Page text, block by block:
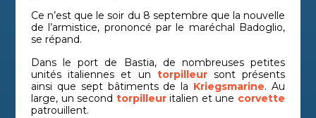
Ce n’est que le soir du 8 septembre que la nouvelle
de l’armistice, prononcé par le maréchal Badoglio,
se répand.
Dans le port de Bastia, de nombreuses petites
unités italiennes et un torpilleursont présents
ainsi que sept bâtiments de la Kriegsmarine. Au
large, un second torpilleuritalien et une corvette
patrouillent.